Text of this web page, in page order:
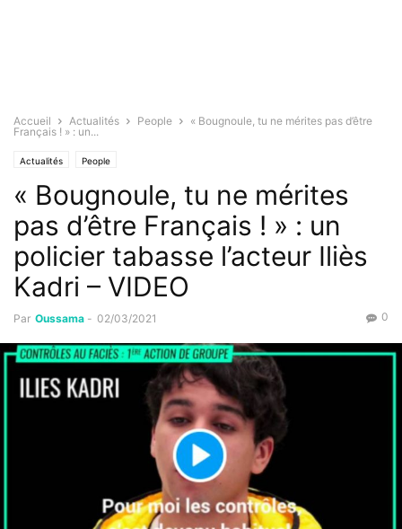
Accueil Actualités People
« Bougnoule, tu ne mérites pas d’être
Français ! » : un...
Actualités People
« Bougnoule, tu ne mérites
pas d’être Français ! » : un
policier tabasse l’acteur Iliès
Kadri – VIDEO
Par Oussama - 02/03/2021 0